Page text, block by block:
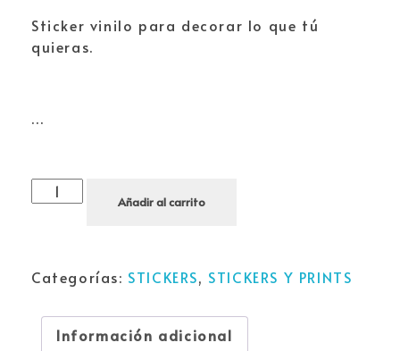
Sticker vinilo para decorar lo que tú
quieras.
…
Añadir al carrito
Categorías: STICKERS, STICKERS Y PRINTS
Información adicional